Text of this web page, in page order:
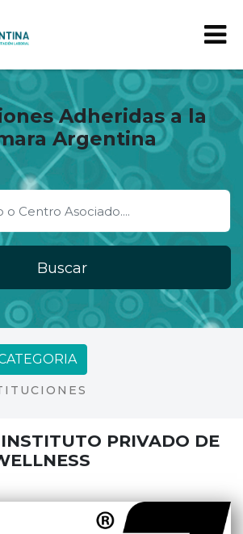
Adheridas a la
Argentina
Buscar
PRIVADO DE